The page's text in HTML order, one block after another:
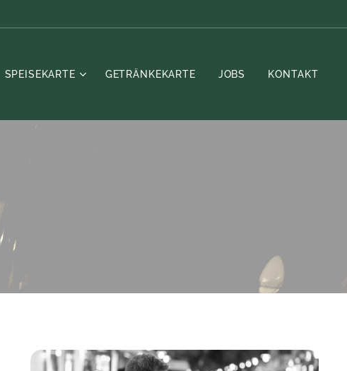
SPEISEKARTE GETRÄNKEKARTE JOBS KONTAKT